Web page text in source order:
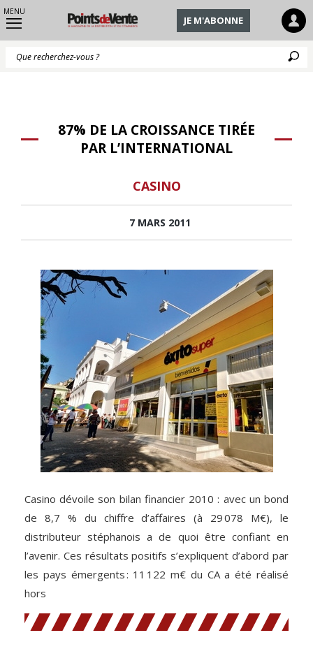
MENU
JE M'ABONNE
87% DE LA CROISSANCE TIRÉE
PAR L’INTERNATIONAL
CASINO
7 MARS 2011
Casino dévoile son bilan financier 2010 : avec un bond
de 8,7 % du chiffre d’affaires (à 29 078 M€), le
distributeur stéphanois a de quoi être confiant en
l’avenir. Ces résultats positifs s’expliquent d’abord par
les pays émergents : 11 122 m€ du CA a été réalisé
hors